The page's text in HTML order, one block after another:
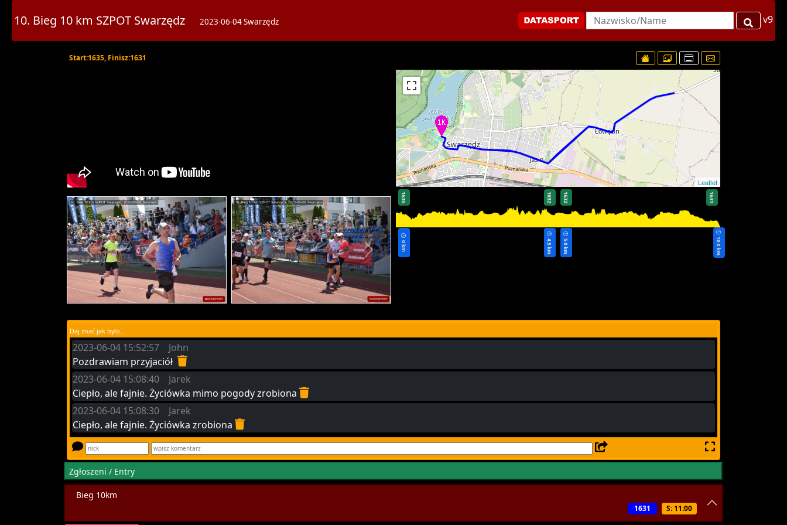
10. Bieg 10 km SZPOT Swarzędz 2023-06-04 Swarzędz v9
Start:1635, Finisz:1631
Leaflet
0 km
1635 1632
4.5 km
1632
5.0 km
1631
10.0 km
Daj znać jak było...
2023-06-04 15:52:57 John
Pozdrawiam przyjaciół
2023-06-04 15:08:40 Jarek
Ciepło, ale fajnie. Życiówka mimo pogody zrobiona
2023-06-04 15:08:30 Jarek
Ciepło, ale fajnie. Życiówka zrobiona
Zgłoszeni / Entry
Bieg 10km
S: 11:00
1631